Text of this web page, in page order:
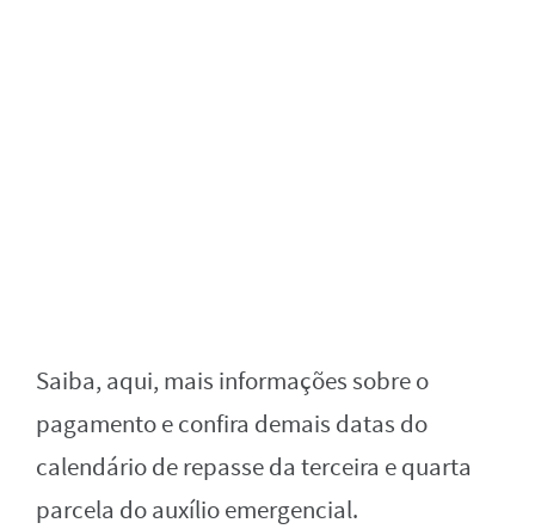
Saiba, aqui, mais informações sobre o
pagamento e confira demais datas do
calendário de repasse da terceira e quarta
parcela do auxílio emergencial.